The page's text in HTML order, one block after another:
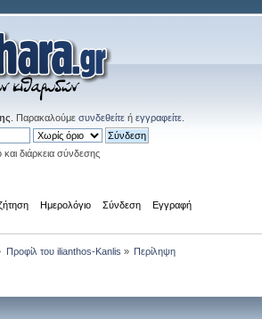
. Παρακαλούμε συνδεθείτε ή εγγραφείτε
διάρκεια σύνδεσης
Ημερολόγιο Σύνδεση Εγγραφή
Προφίλ του ilianthos-Kanlis » Περίληψη